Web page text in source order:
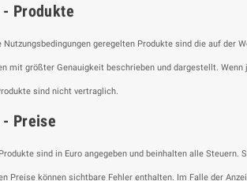
Produkte
Nutzungsbedingungen geregelten Produkte sind die auf der
mit größter Genauigkeit beschrieben und dargestellt.
sind nicht vertraglich.
Preise
sind in Euro angegeben und beinhalten alle
Preise können sichtbare Fehler enthalten. Im Falle der